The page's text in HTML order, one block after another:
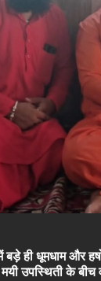
ही धूमधाम और
मयी उपस्थिती के